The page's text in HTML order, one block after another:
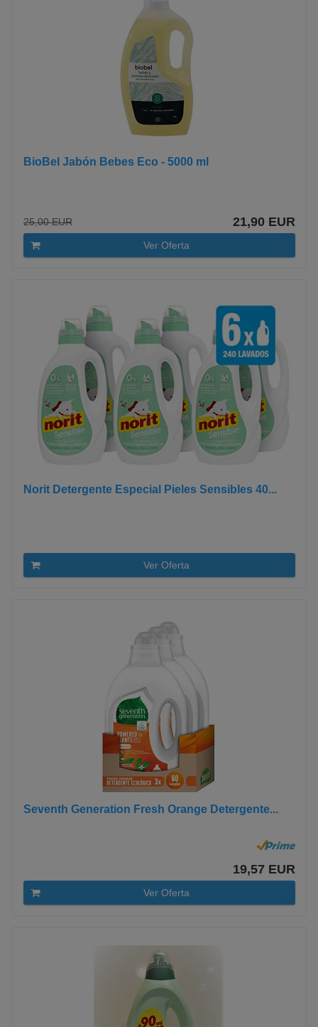
BioBel Jabón Bebes Eco - 5000 ml
25,00 EUR 21,90 EUR
Ver Oferta
Norit Detergente Especial Pieles Sensibles 40...
Ver Oferta
Seventh Generation Fresh Orange Detergente...
19,57 EUR
Ver Oferta